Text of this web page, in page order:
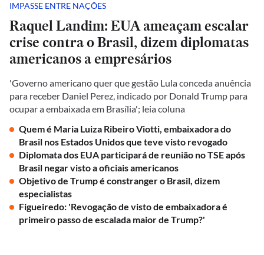
IMPASSE ENTRE NAÇÕES
Raquel Landim: EUA ameaçam escalar
crise contra o Brasil, dizem diplomatas
americanos a empresários
'Governo americano quer que gestão Lula conceda anuência
para receber Daniel Perez, indicado por Donald Trump para
ocupar a embaixada em Brasília'; leia coluna
Quem é Maria Luiza Ribeiro Viotti, embaixadora do
Brasil nos Estados Unidos que teve visto revogado
Diplomata dos EUA participará de reunião no TSE após
Brasil negar visto a oficiais americanos
Objetivo de Trump é constranger o Brasil, dizem
especialistas
Figueiredo: 'Revogação de visto de embaixadora é
primeiro passo de escalada maior de Trump?'